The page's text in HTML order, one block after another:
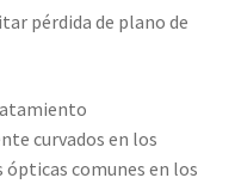
pérdida de plano de
curvados en los
comunes en los